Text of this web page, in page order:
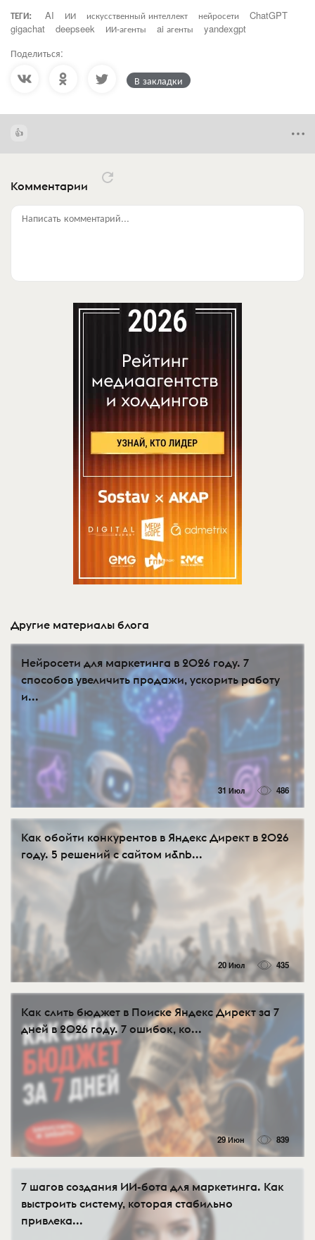
ТЕГИ: AI ИИ искусственный интеллект нейросети
ChatGPT
gigachat
deepseek ИИ-агенты ai агенты yandexgpt
Поделиться:
В закладки
Комментарии
Написать комментарий...
Другие материалы блога
Нейросети для маркетинга в 2026 году. 7
способов увеличить продажи, ускорить работу
и...
31 Июл 486
Как обойти конкурентов в Яндекс Директ в 2026
году. 5 решений с сайтом и&nb...
20 Июл 435
Как слить бюджет в Поиске Яндекс Директ за 7
дней в 2026 году. 7 ошибок, ко...
29 Июн 839
7 шагов создания ИИ-бота для маркетинга. Как
выстроить систему, которая стабильно
привлека...